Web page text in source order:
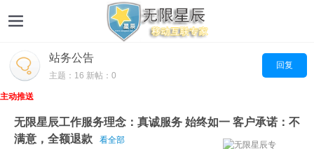
回复
站务公告
主题：16 新帖：0
主动推送
无限星辰工作服务理念：真诚服务 始终如一 客户承诺：不
满意，全额退款
看全部